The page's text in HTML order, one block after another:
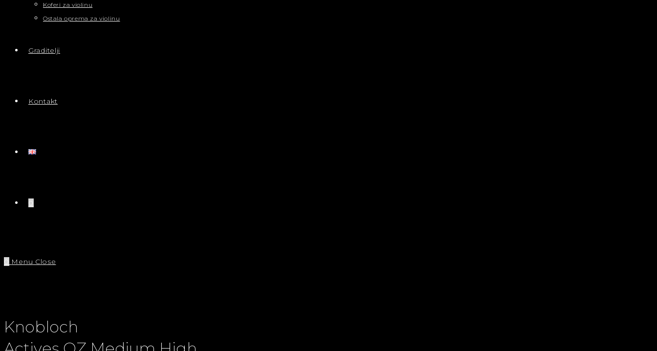
Koferi za violinu
Ostala oprema za violinu
Graditelji
Kontakt
0
0 Menu Close
Knobloch